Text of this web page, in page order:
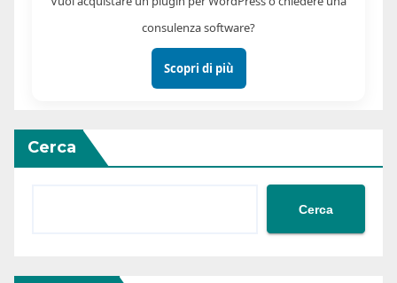
Cerca
Cerca
consulenza software?
Scopri di più